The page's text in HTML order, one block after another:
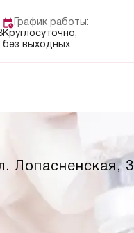
График работы:
Круглосуточно,
без выходных
Лопасненская, 3